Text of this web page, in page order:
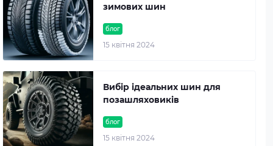
блог
15 квітня 2024
зимових шин
блог
15 квітня 2024
Вибір ідеальних шин для
позашляховиків